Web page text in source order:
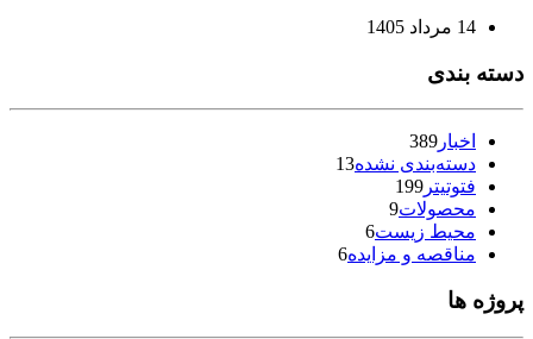
14 مرداد 1405
دسته بندی
اخبار 389
دسته‌بندی نشده13
فتوتیتر 199
محصولات9
محیط زیست6
مناقصه و مزایده6
پروژه ها